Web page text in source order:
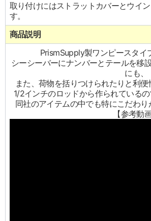
取り付けにはストラットカバーとウイ
す。
商品説明
PrismSupply製ワンピースタイ
シーシーバーにナンバーとテールを移
にも、
また、荷物を括りつけられたりと利
1/2インチのロッドから作られている
同社のアイテムの中でも特にこだわ
【参考動画